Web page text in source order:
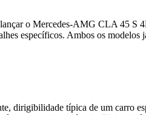
o Mercedes-AMG CLA 45
específicos. Ambos os
dirigibilidade típica de um